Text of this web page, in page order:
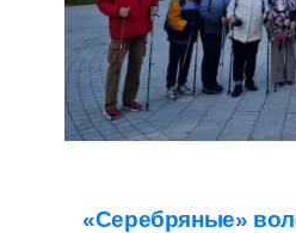
«Серебряные»